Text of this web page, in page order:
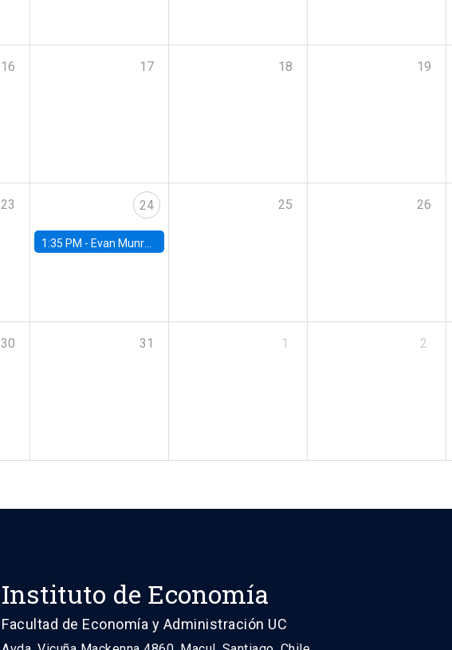
16 17 18 19
23 24
1:35 PM - Evan Munro, Neyman Visiting Assistant Professor in the Department of Statistics at UC Berkeley
25 26
30 31 1 2
Instituto de Economía
Facultad de Economía y Administración UC